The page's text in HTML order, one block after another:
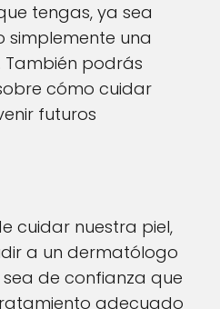
tengas, ya sea
simplemente una
También podrás
cómo cuidar
futuros
cuidar nuestra piel,
a un dermatólogo
de confianza que
adecuado